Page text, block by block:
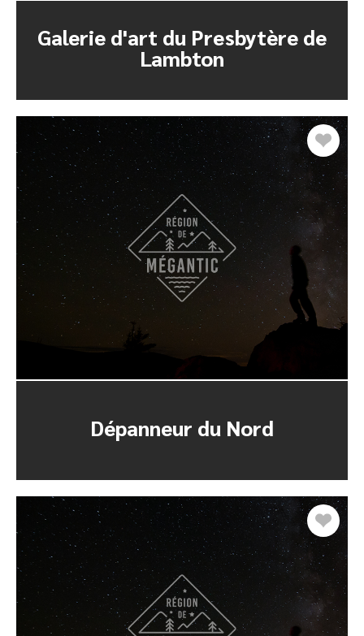
Galerie d'art du Presbytère de
Lambton
Dépanneur du Nord